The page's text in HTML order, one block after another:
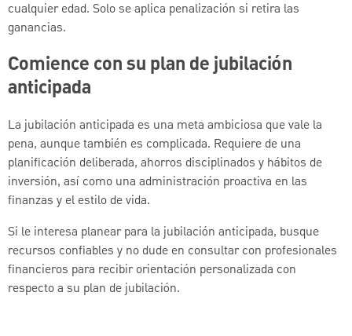
cualquier edad. Solo se aplica penalización si retira las
ganancias.
Comience con su plan de jubilación
anticipada
La jubilación anticipada es una meta ambiciosa que vale la
pena, aunque también es complicada. Requiere de una
planificación deliberada, ahorros disciplinados y hábitos de
inversión, así como una administración proactiva en las
finanzas y el estilo de vida.
Si le interesa planear para la jubilación anticipada, busque
recursos confiables y no dude en consultar con profesionales
financieros para recibir orientación personalizada con
respecto a su plan de jubilación.